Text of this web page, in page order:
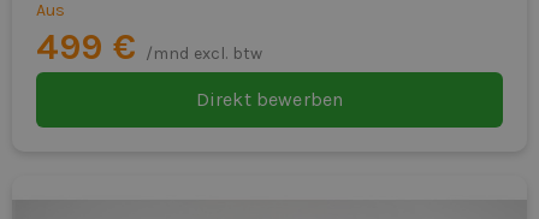
Aus
499 € /mnd excl. btw
Direkt bewerben